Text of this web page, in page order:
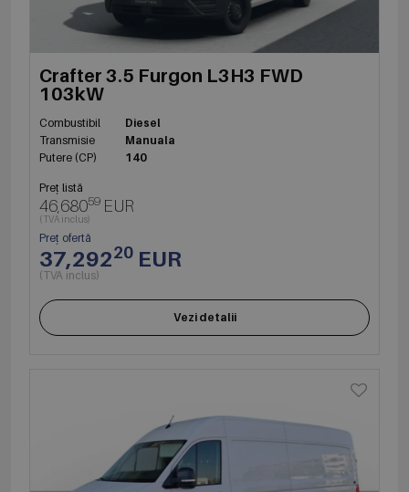
Crafter 3.5 Furgon L3H3 FWD
103kW
Combustibil
Diesel
Transmisie
Manuala
Putere (CP)
140
Preț listă
46,68059 EUR
(TVA inclus)
Preț ofertă
37,29220 EUR
(TVA inclus)
Vezi detalii